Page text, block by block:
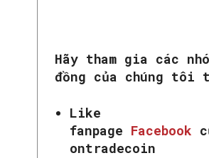
Hãy tham gia các
đồng của chúng tôi
Like
fanpage Facebook
ontradecoin